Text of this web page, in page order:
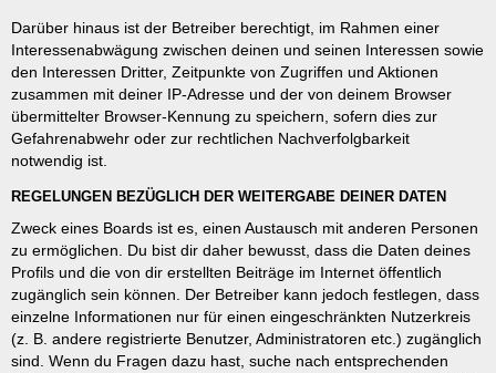
Darüber hinaus ist der Betreiber berechtigt, im Rahmen einer
Interessenabwägung zwischen deinen und seinen Interessen sowie
den Interessen Dritter, Zeitpunkte von Zugriffen und Aktionen
zusammen mit deiner IP-Adresse und der von deinem Browser
übermittelter Browser-Kennung zu speichern, sofern dies zur
Gefahrenabwehr oder zur rechtlichen Nachverfolgbarkeit
notwendig ist.
REGELUNGEN BEZÜGLICH DER WEITERGABE DEINER DATEN
Zweck eines Boards ist es, einen Austausch mit anderen Personen
zu ermöglichen. Du bist dir daher bewusst, dass die Daten deines
Profils und die von dir erstellten Beiträge im Internet öffentlich
zugänglich sein können. Der Betreiber kann jedoch festlegen, dass
einzelne Informationen nur für einen eingeschränkten Nutzerkreis
(z. B. andere registrierte Benutzer, Administratoren etc.) zugänglich
sind. Wenn du Fragen dazu hast, suche nach entsprechenden